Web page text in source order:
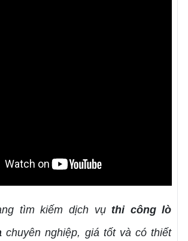
tìm kiếm dịch vụthi công lò
chuyên nghiệp, giá tốt và có thiết